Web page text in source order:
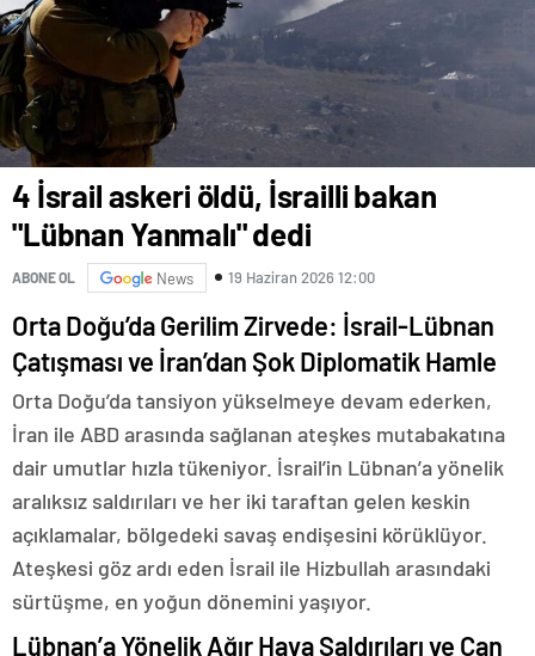
4 İsrail askeri öldü, İsrailli bakan
"Lübnan Yanmalı" dedi
ABONE OL News 19 Haziran 2026 12:00
Orta Doğu’da Gerilim Zirvede: İsrail-Lübnan
Çatışması ve İran’dan Şok Diplomatik Hamle
Orta Doğu’da tansiyon yükselmeye devam ederken,
İran ile ABD arasında sağlanan ateşkes mutabakatına
dair umutlar hızla tükeniyor. İsrail’in Lübnan’a yönelik
aralıksız saldırıları ve her iki taraftan gelen keskin
açıklamalar, bölgedeki savaş endişesini körüklüyor.
Ateşkesi göz ardı eden İsrail ile Hizbullah arasındaki
sürtüşme, en yoğun dönemini yaşıyor.
Lübnan’a Yönelik Ağır Hava Saldırıları ve Can